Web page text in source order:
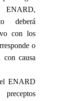
deberá
con los
o
causa
ENARD